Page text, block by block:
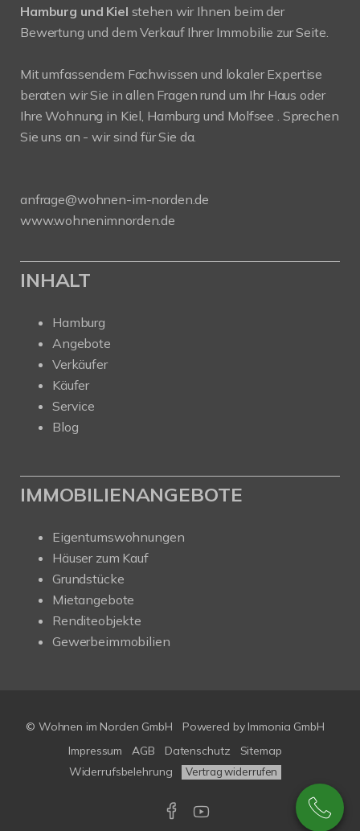
Hamburg und Kiel stehen wir Ihnen beim der
Bewertung und dem Verkauf Ihrer Immobilie zur Seite.
Mit umfassendem Fachwissen und lokaler Expertise
beraten wir Sie in allen Fragen rund um Ihr Haus oder
Ihre Wohnung in Kiel, Hamburg und Molfsee . Sprechen
Sie uns an - wir sind für Sie da.
anfrage@wohnen-im-norden.de
www.wohnenimnorden.de
INHALT
Hamburg
Angebote
Verkäufer
Käufer
Service
Blog
IMMOBILIENANGEBOTE
Eigentumswohnungen
Häuser zum Kauf
Grundstücke
Mietangebote
Renditeobjekte
Gewerbeimmobilien
© Wohnen im Norden GmbH Powered by Immonia GmbH
Impressum
AGB Datenschutz
Sitemap
Widerrufsbelehrung
Vertrag widerrufen